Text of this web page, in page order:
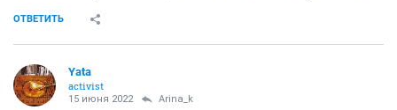
ОТВЕТИТЬ
Yata
activist
15 июня 2022 Arina_k